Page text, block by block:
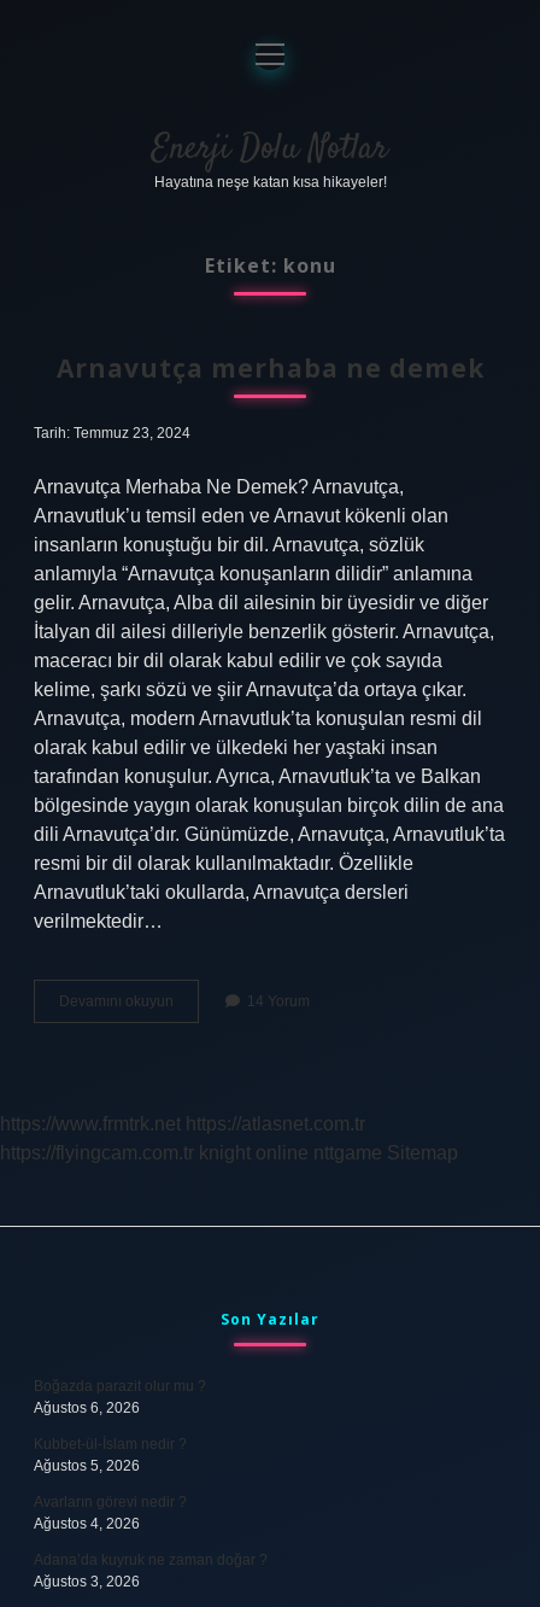
Anasayfa
Gizlilik Politikası
Yasal Uyarı
menüyü
aç
Enerji Dolu Notlar
Hayatına neşe katan kısa hikayeler!
Etiket: konu
Arnavutça merhaba ne demek
Tarih: Temmuz 23, 2024
Arnavutça Merhaba Ne Demek? Arnavutça,
Arnavutluk’u temsil eden ve Arnavut kökenli olan
insanların konuştuğu bir dil. Arnavutça, sözlük
anlamıyla “Arnavutça konuşanların dilidir” anlamına
gelir. Arnavutça, Alba dil ailesinin bir üyesidir ve diğer
İtalyan dil ailesi dilleriyle benzerlik gösterir. Arnavutça,
maceracı bir dil olarak kabul edilir ve çok sayıda
kelime, şarkı sözü ve şiir Arnavutça’da ortaya çıkar.
Arnavutça, modern Arnavutluk’ta konuşulan resmi dil
olarak kabul edilir ve ülkedeki her yaştaki insan
tarafından konuşulur. Ayrıca, Arnavutluk’ta ve Balkan
bölgesinde yaygın olarak konuşulan birçok dilin de ana
dili Arnavutça’dır. Günümüzde, Arnavutça, Arnavutluk’ta
resmi bir dil olarak kullanılmaktadır. Özellikle
Arnavutluk’taki okullarda, Arnavutça dersleri
verilmektedir…
Devamını okuyun Arnavutça
merhaba
14 Yorum
https://www.frmtrk.net https://atlasnet.com.tr
https://flyingcam.com.tr knight online nttgame Sitemap
Son Yazılar
Boğazda parazit olur mu ?
Ağustos 6, 2026
Kubbet-ül-İslam nedir ?
Ağustos 5, 2026
Avarların görevi nedir ?
Ağustos 4, 2026
Adana’da kuyruk ne zaman doğar ?
Ağustos 3, 2026